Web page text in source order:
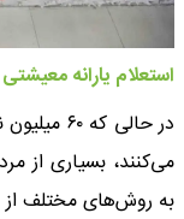
استعلام یارانه
در حالی
می‌کنند، بسیاری از
به روش‌های مختلف